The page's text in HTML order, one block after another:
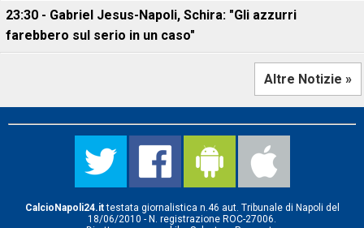
23:30 - Gabriel Jesus-Napoli, Schira: "Gli azzurri
farebbero sul serio in un caso"
Altre Notizie »
CalcioNapoli24.ittestata giornalistica n.46 aut. Tribunale di Napoli del
18/06/2010 - N. registrazione ROC-27006.